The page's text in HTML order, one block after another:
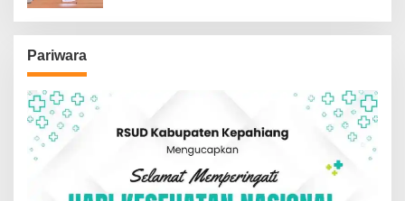
Pariwara